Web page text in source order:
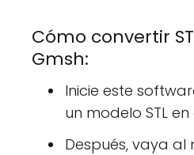
Cómo convertir
Gmsh:
Inicie este
un modelo STL en
Después, vaya al